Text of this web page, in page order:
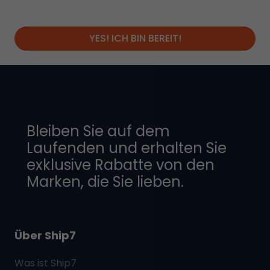
YES! ICH BIN BEREIT!
Bleiben Sie auf dem
Laufenden und erhalten Sie
exklusive Rabatte von den
Marken, die Sie lieben.
Über Ship7
Was ist Ship7